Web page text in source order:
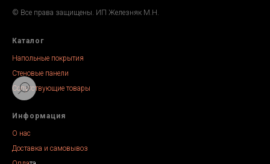
© Все права защищены. ИП Железняк М.Н.
Каталог
Напольные покрытия
Стеновые панели
Сопутствующие товары
Информация
О нас
Доставка и самовывоз